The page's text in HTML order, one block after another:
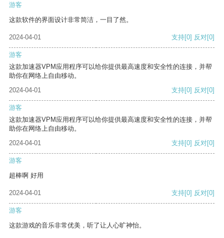
游客
这款软件的界面设计非常简洁，一目了然。
2024-04-01 支持[0] 反对[0]
游客
这款加速器VPM应用程序可以给你提供最高速度和安全性的连接，并帮
助你在网络上自由移动。
2024-04-01
支持[0] 反对[0]
游客
这款加速器VPM应用程序可以给你提供最高速度和安全性的连接，并帮
助你在网络上自由移动。
2024-04-01
支持[0] 反对[0]
游客
超棒啊 好用
2024-04-01 支持[0] 反对[0]
游客
这款游戏的音乐非常优美，听了让人心旷神怡。